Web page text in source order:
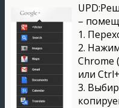
–
1.
2.
Chrome
или
3.